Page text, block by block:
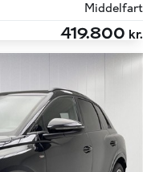
Middelfart
419.800 kr.